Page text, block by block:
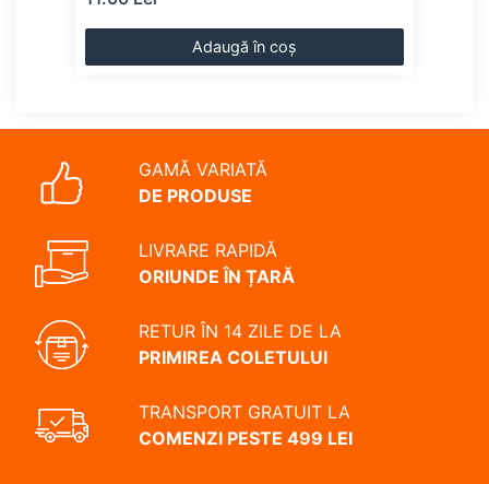
Adaugă în coș
GAMĂ VARIATĂ
DE PRODUSE
LIVRARE RAPIDĂ
ORIUNDE ÎN ȚARĂ
RETUR ÎN 14 ZILE DE LA
PRIMIREA COLETULUI
TRANSPORT GRATUIT LA
COMENZI PESTE 499 LEI